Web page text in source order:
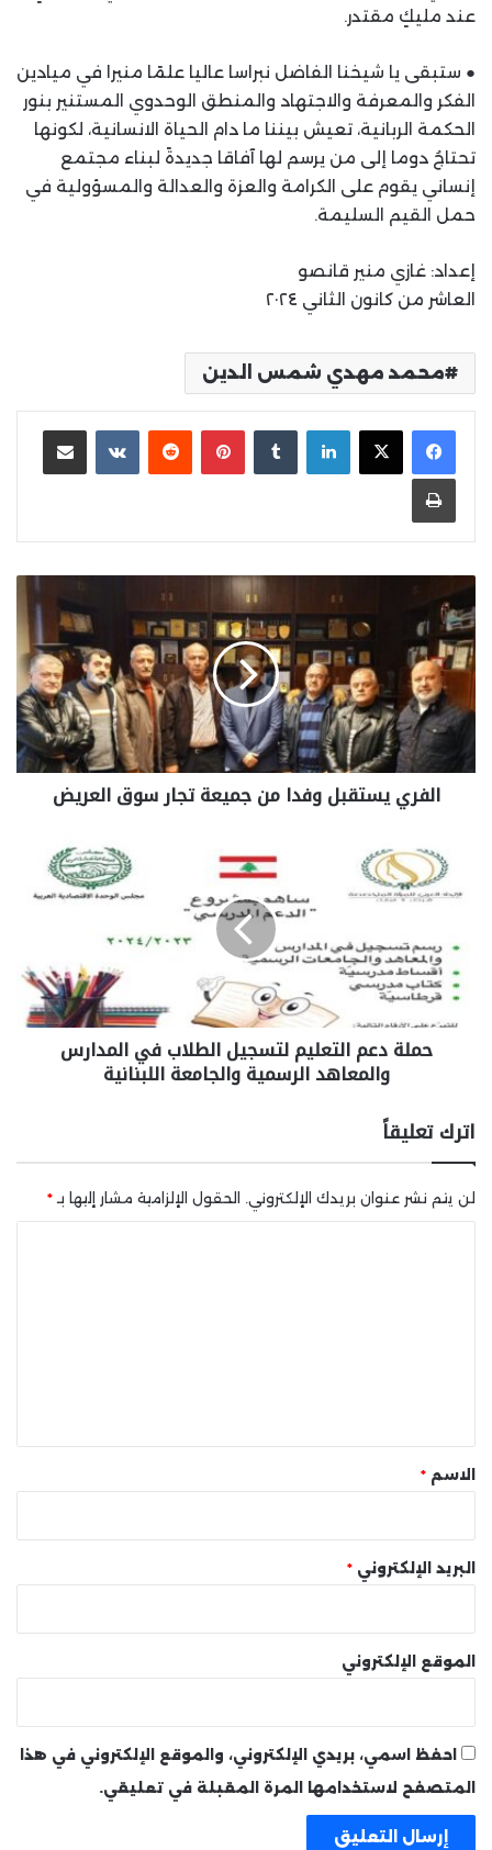
عند مليكٍ مقتدر.
● ستبقى يا شيخنا الفاضل نبراسا عاليا علمًا منيرا في ميادين
الفكر والمعرفة والاجتهاد والمنطق الوحدوي المستنير بنور
الحكمة الربانية، تعيش بيننا ما دام الحياة الانسانية، لكونها
تحتاجُ دوما إلى من يرسم لها آفاقا جديدةً لبناء مجتمع
إنساني يقوم على الكرامة والعزة والعدالة والمسؤولية في
حمل القيم السليمة.
إعداد: غازي منير قانصو
العاشر من كانون الثاني ٢٠٢٤
محمد مهدي شمس الدين
لينكدإن بينتيريست مشاركة عبر البريد
طباعة
الفري يستقبل وفدا من جميعة تجار سوق العريض
حملة دعم التعليم لتسجيل الطلاب في المدارس
والمعاهد الرسمية والجامعة اللبنانية
اترك تعليقاً
لن يتم نشر عنوان بريدك الإلكتروني. الحقول الإلزامية مشار إليها بـ*
* الاسم *
البريد الإلكتروني *
الموقع الإلكتروني
احفظ اسمي، بريدي الإلكتروني، والموقع الإلكتروني في هذا
المتصفح لاستخدامها المرة المقبلة في تعليقي.